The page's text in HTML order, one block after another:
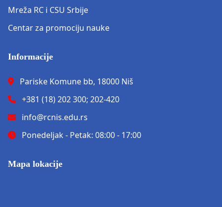
Mreža RC i CSU Srbije
Centar za promociju nauke
Informacije
Pariske Komune bb, 18000 Niš
+381 (18) 202 300; 202-420
info@rcnis.edu.rs
Ponedeljak - Petak: 08:00 - 17:00
Mapa lokacije